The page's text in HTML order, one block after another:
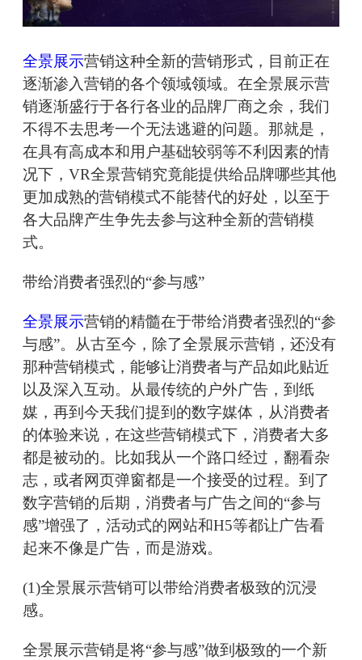
全景展示营销这种全新的营销形式，目前正在
逐渐渗入营销的各个领域领域。在全景展示营
销逐渐盛行于各行各业的品牌厂商之余，我们
不得不去思考一个无法逃避的问题。那就是，
在具有高成本和用户基础较弱等不利因素的情
况下，VR全景营销究竟能提供给品牌哪些其他
更加成熟的营销模式不能替代的好处，以至于
各大品牌产生争先去参与这种全新的营销模
式。
带给消费者强烈的“参与感”
全景展示营销的精髓在于带给消费者强烈的“参
与感”。从古至今，除了全景展示营销，还没有
那种营销模式，能够让消费者与产品如此贴近
以及深入互动。从最传统的户外广告，到纸
媒，再到今天我们提到的数字媒体，从消费者
的体验来说，在这些营销模式下，消费者大多
都是被动的。比如我从一个路口经过，翻看杂
志，或者网页弹窗都是一个接受的过程。到了
数字营销的后期，消费者与广告之间的“参与
感”增强了，活动式的网站和H5等都让广告看
起来不像是广告，而是游戏。
(1)全景展示营销可以带给消费者极致的沉浸
感。
全景展示营销是将“参与感”做到极致的一个新